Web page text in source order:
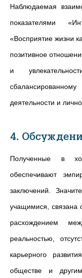
Наблюдаемая
показателями
«Восприятие жизни
позитивное
и
деятельности и
4.
Полученные в
обеспечивают
заключений.
учащимися, связана
расхождением
реальностью,
карьерного
обществе и